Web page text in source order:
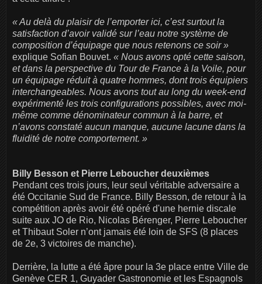
« Au delà du plaisir de l’emporter ici, c’est surtout la
satisfaction d’avoir validé sur l’eau notre système de
composition d’équipage que nous retenons ce soir »
explique Sofian Bouvet. « Nous avons opté cette saison,
et dans la perspective du Tour de France à la Voile, pour
un équipage réduit à quatre hommes, dont trois équipiers
interchangeables. Nous avons tout au long du week-end
expérimenté les trois configurations possibles, avec moi-
même comme dénominateur commun à la barre, et
n’avons constaté aucun manque, aucune lacune dans la
fluidité de notre comportement. »
Billy Besson et Pierre Leboucher deuxièmes
Pendant ces trois jours, leur seul véritable adversaire a
été Occitanie Sud de France. Billy Besson, de retour à la
compétition après avoir été opéré d'une hernie discale
suite aux JO de Rio, Nicolas Bérenger, Pierre Leboucher
et Thibaut Soler n’ont jamais été loin de SFS (8 places
de 2e, 3 victoires de manche).
Derrière, la lutte a été âpre pour la 3e place entre Ville de
Genève CER 1, Guyader Gastronomie et les Espagnols